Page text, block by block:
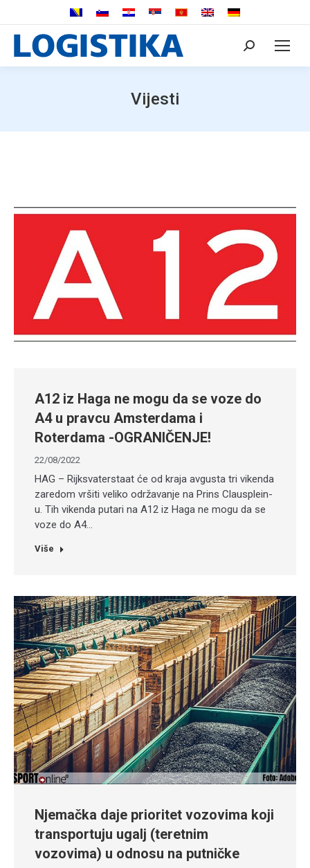
Search:
Vijesti
A12 iz Haga ne mogu da se voze do
A4 u pravcu Amsterdama i
Roterdama -OGRANIČENJE!
22/08/2022
HAG – Rijksvaterstaat će od kraja avgusta tri vikenda
zaredom vršiti veliko održavanje na Prins Clausplein-
u. Tih vikenda putari na A12 iz Haga ne mogu da se
voze do A4…
Više
Njemačka daje prioritet vozovima koji
transportuju ugalj (teretnim
vozovima) u odnosu na putničke